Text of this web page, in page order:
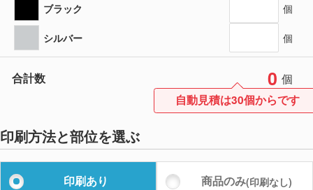
ブラック 個
シルバー 個
合計数 0 個
自動見積は30個からです
印刷方法と部位を選ぶ
印刷あり 商品のみ(印刷なし)